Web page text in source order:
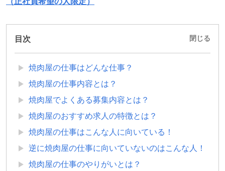
目次 閉じる
焼肉屋の仕事はどんな仕事？
焼肉屋の仕事内容とは？
焼肉屋でよくある募集内容とは？
焼肉屋のおすすめ求人の特徴とは？
焼肉屋の仕事はこんな人に向いている！
逆に焼肉屋の仕事に向いていないのはこんな人！
焼肉屋の仕事のやりがいとは？